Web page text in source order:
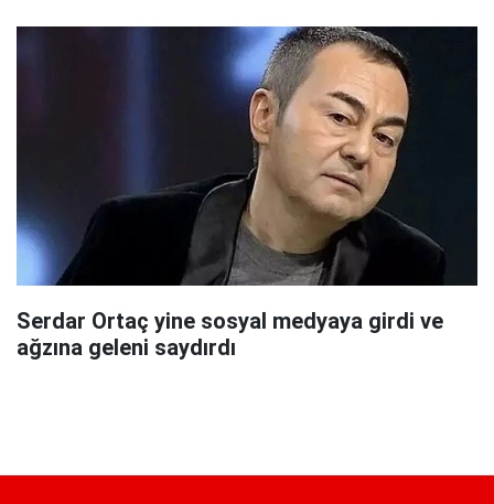
Serdar Ortaç yine sosyal medyaya girdi ve
ağzına geleni saydırdı